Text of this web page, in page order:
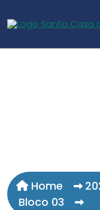
Home
Bloco 03